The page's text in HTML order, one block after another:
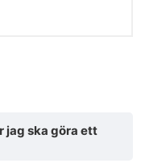
jag ska göra ett